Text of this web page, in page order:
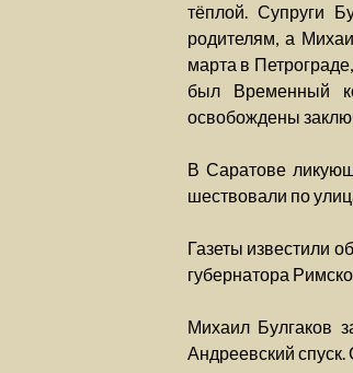
тёплой. Супруги
родителям, а
марта в
был Временный
освобождены
В Саратове
шествовали по
Газеты известили
губернатора
Михаил Булгаков
Андреевский